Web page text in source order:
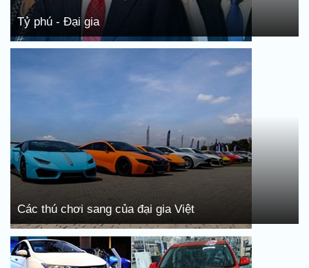
Tỷ phú - Đại gia
Các thú chơi sang của đại gia Việt